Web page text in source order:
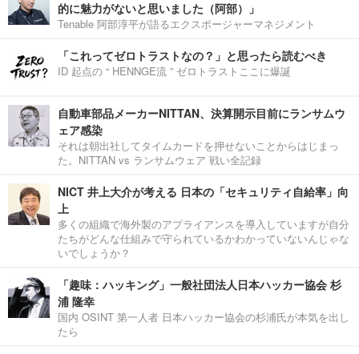
的に魅力がないと思いました（阿部）」
Tenable 阿部淳平が語るエクスポージャーマネジメント
「これってゼロトラストなの？」と思ったら読むべき
ID 起点の “ HENNGE流 ” ゼロトラストここに爆誕
自動車部品メーカーNITTAN、決算開示目前にランサムウ
ェア感染
それは朝出社してタイムカードを押せないことからはじまっ
た。NITTAN vs ランサムウェア 戦い全記録
NICT 井上大介が考える 日本の「セキュリティ自給率」向
上
多くの組織で海外製のアプライアンスを導入していますが自分
たちがどんな仕組みで守られているかわかっていないんじゃな
いでしょうか？
「趣味：ハッキング」一般社団法人日本ハッカー協会 杉
浦 隆幸
国内 OSINT 第一人者 日本ハッカー協会の杉浦氏が本気を出し
たら